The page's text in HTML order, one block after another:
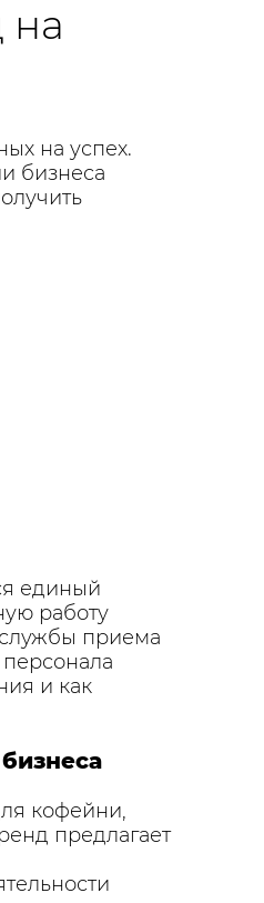
на
на успех.
бизнеса
единый
работу
приема
и как
кофейни,
предлагает